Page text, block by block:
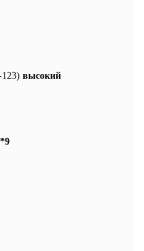
высокий